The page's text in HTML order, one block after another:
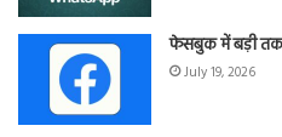
फेसबुक में बड़ी
July 19, 2026